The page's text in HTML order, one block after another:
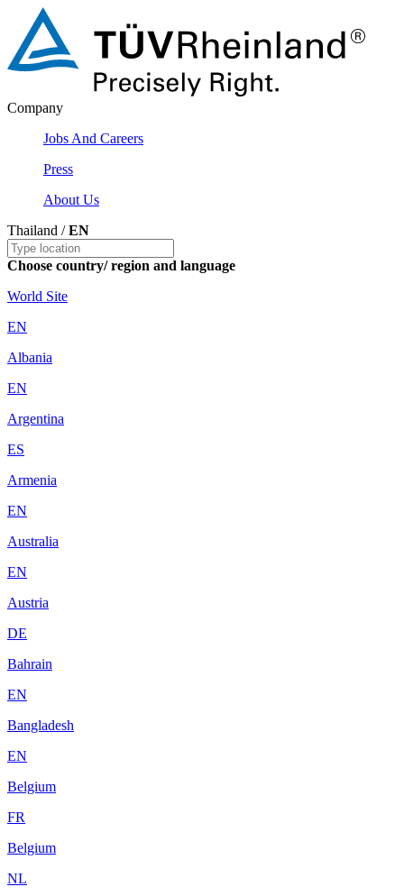
Company
Jobs And Careers
Press
About Us
Thailand /EN
Choose country/ region and language
World Site
EN
Albania
EN
Argentina
ES
Armenia
EN
Australia
EN
Austria
DE
Bahrain
EN
Bangladesh
EN
Belgium
FR
Belgium
NL